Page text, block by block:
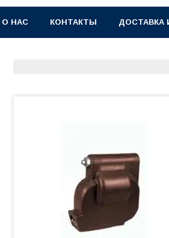
О НАС КОНТАКТЫ ДОСТАВКА